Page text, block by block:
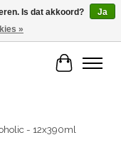
morgen in huis
- 12x390ml
Is dat akkoord?
Ja
»